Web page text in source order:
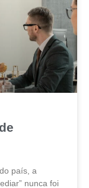
país, a
nunca foi